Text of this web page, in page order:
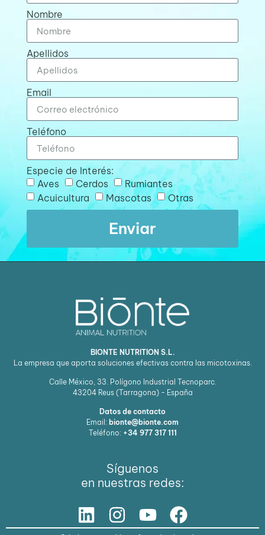
Nombre
Apellidos
Email
Teléfono
Especie de Interés:
Aves
Cerdos
Rumiantes
Acuicultura
Mascotas Otras
Enviar
BIONTE NUTRITION S.L.
La empresa que aporta soluciones efectivas contra las micotoxinas.
Calle México, 33. Polígono Industrial Tecnoparc.
43204 Reus (Tarragona) - España
Datos de contacto
Email: bionte@bionte.com
Teléfono: +34 977 317 111
Síguenos
en nuestras redes: